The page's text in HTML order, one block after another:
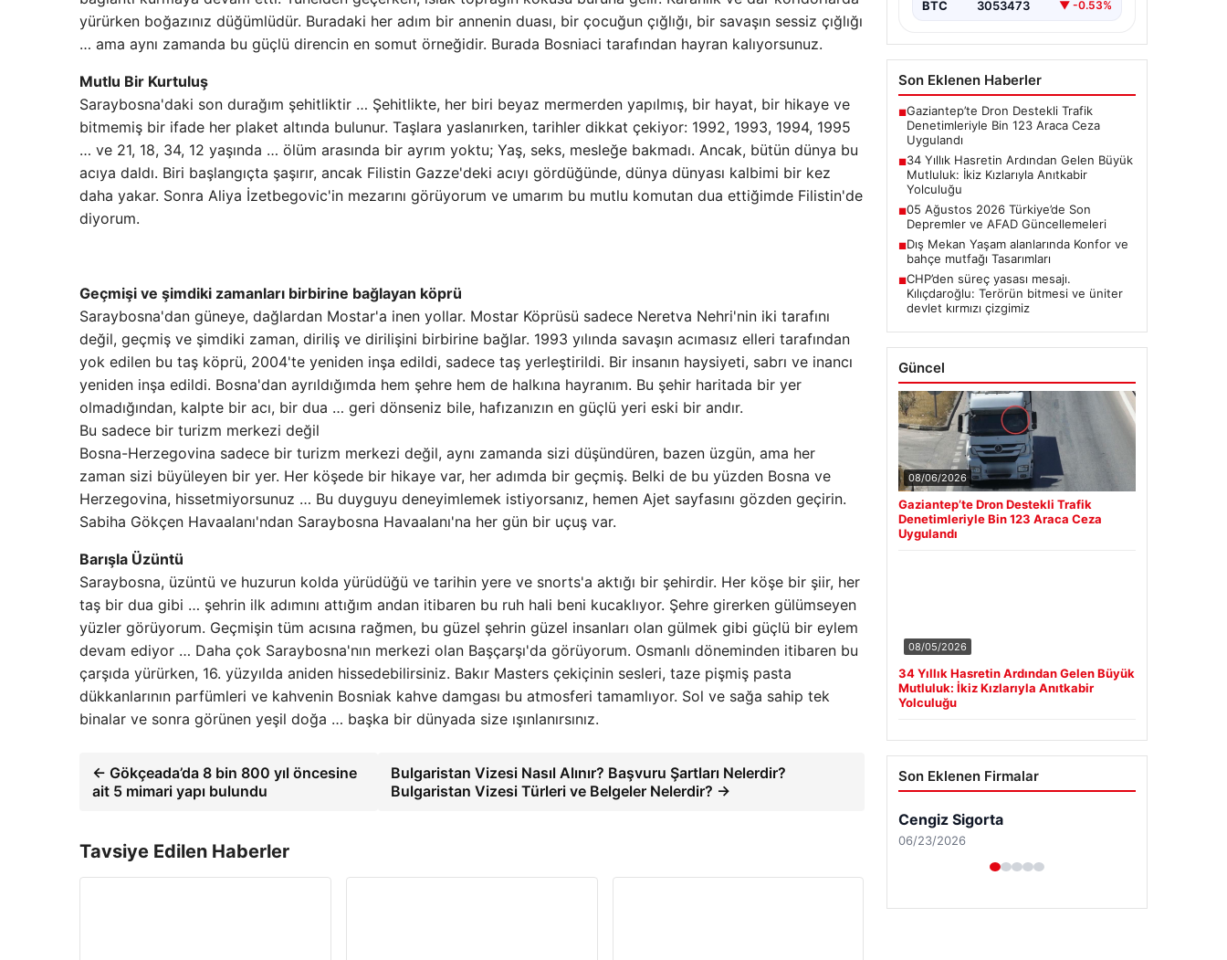
yürürken boğazınız düğümlüdür. Buradaki her adım bir annenin duası, bir çocuğun çığlığı, bir savaşın sessiz çığlığı
… ama aynı zamanda bu güçlü direncin en somut örneğidir. Burada Bosniaci tarafından hayran kalıyorsunuz.
Mutlu Bir Kurtuluş
Saraybosna'daki son durağım şehitliktir … Şehitlikte, her biri beyaz mermerden yapılmış, bir hayat, bir hikaye ve
bitmemiş bir ifade her plaket altında bulunur. Taşlara yaslanırken, tarihler dikkat çekiyor: 1992, 1993, 1994, 1995
… ve 21, 18, 34, 12 yaşında … ölüm arasında bir ayrım yoktu; Yaş, seks, mesleğe bakmadı. Ancak, bütün dünya bu
acıya daldı. Biri başlangıçta şaşırır, ancak Filistin Gazze'deki acıyı gördüğünde, dünya dünyası kalbimi bir kez
daha yakar. Sonra Aliya İzetbegovic'in mezarını görüyorum ve umarım bu mutlu komutan dua ettiğimde Filistin'de
diyorum.
Geçmişi ve şimdiki zamanları birbirine bağlayan köprü
Saraybosna'dan güneye, dağlardan Mostar'a inen yollar. Mostar Köprüsü sadece Neretva Nehri'nin iki tarafını
değil, geçmiş ve şimdiki zaman, diriliş ve dirilişini birbirine bağlar. 1993 yılında savaşın acımasız elleri tarafından
yok edilen bu taş köprü, 2004'te yeniden inşa edildi, sadece taş yerleştirildi. Bir insanın haysiyeti, sabrı ve inancı
yeniden inşa edildi. Bosna'dan ayrıldığımda hem şehre hem de halkına hayranım. Bu şehir haritada bir yer
olmadığından, kalpte bir acı, bir dua … geri dönseniz bile, hafızanızın en güçlü yeri eski bir andır.
Bu sadece bir turizm merkezi değil
Bosna-Herzegovina sadece bir turizm merkezi değil, aynı zamanda sizi düşündüren, bazen üzgün, ama her
zaman sizi büyüleyen bir yer. Her köşede bir hikaye var, her adımda bir geçmiş. Belki de bu yüzden Bosna ve
Herzegovina, hissetmiyorsunuz … Bu duyguyu deneyimlemek istiyorsanız, hemen Ajet sayfasını gözden geçirin.
Sabiha Gökçen Havaalanı'ndan Saraybosna Havaalanı'na her gün bir uçuş var.
Barışla Üzüntü
Saraybosna, üzüntü ve huzurun kolda yürüdüğü ve tarihin yere ve snorts'a aktığı bir şehirdir. Her köşe bir şiir, her
taş bir dua gibi … şehrin ilk adımını attığım andan itibaren bu ruh hali beni kucaklıyor. Şehre girerken gülümseyen
yüzler görüyorum. Geçmişin tüm acısına rağmen, bu güzel şehrin güzel insanları olan gülmek gibi güçlü bir eylem
devam ediyor … Daha çok Saraybosna'nın merkezi olan Başçarşı'da görüyorum. Osmanlı döneminden itibaren bu
çarşıda yürürken, 16. yüzyılda aniden hissedebilirsiniz. Bakır Masters çekiçinin sesleri, taze pişmiş pasta
dükkanlarının parfümleri ve kahvenin Bosniak kahve damgası bu atmosferi tamamlıyor. Sol ve sağa sahip tek
binalar ve sonra görünen yeşil doğa … başka bir dünyada size ışınlanırsınız.
← Gökçeada’da 8 bin 800 yıl öncesine
ait 5 mimari yapı bulundu
Bulgaristan Vizesi Nasıl Alınır? Başvuru Şartları Nelerdir?
Bulgaristan Vizesi Türleri ve Belgeler Nelerdir? →
Tavsiye Edilen Haberler
BTC 3053473 ▼ -0.53%
Son Eklenen Haberler
■Gaziantep’te Dron Destekli Trafik
Denetimleriyle Bin 123 Araca Ceza
Uygulandı
■34 Yıllık Hasretin Ardından Gelen Büyük
Mutluluk: İkiz Kızlarıyla Anıtkabir
Yolculuğu
■05 Ağustos 2026 Türkiye’de Son
Depremler ve AFAD Güncellemeleri
■Dış Mekan Yaşam alanlarında Konfor ve
bahçe mutfağı Tasarımları
■CHP’den süreç yasası mesajı.
Kılıçdaroğlu: Terörün bitmesi ve üniter
devlet kırmızı çizgimiz
Güncel
08/06/2026
Gaziantep’te Dron Destekli Trafik
Denetimleriyle Bin 123 Araca Ceza
Uygulandı
08/05/2026
34 Yıllık Hasretin Ardından Gelen Büyük
Mutluluk: İkiz Kızlarıyla Anıtkabir
Yolculuğu
Son Eklenen Firmalar
Cengiz Sigorta
06/23/2026